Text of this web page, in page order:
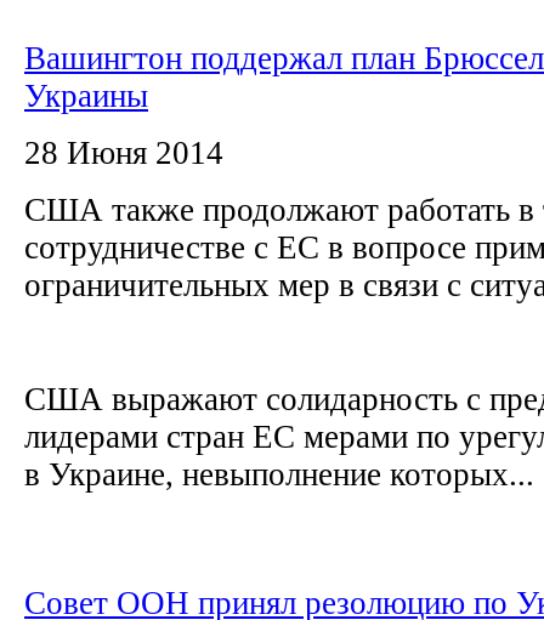
Вашингтон поддержал план
Украины
28 Июня 2014
США также продолжают работать в
сотрудничестве с ЕС в вопросе
ограничительных мер в связи с
США выражают солидарность с
лидерами стран ЕС мерами по
в Украине, невыполнение которых...
Совет ООН принял резолюцию по